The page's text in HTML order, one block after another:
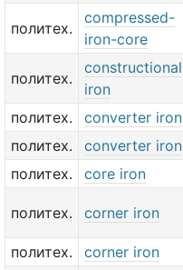
политех.
compressed-
iron-core
политех.
constructional
iron
политех. converter iron
политех.
converter iron
политех.
core iron
политех. corner iron
политех.
corner iron